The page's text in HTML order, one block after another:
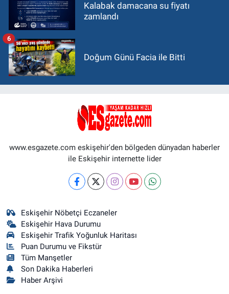
Kalabak damacana su fiyatı
zamlandı
Doğum Günü Facia ile Bitti
6
www.esgazete.com eskişehir'den bölgeden dünyadan haberler
ile Eskişehir internette lider
Eskişehir Nöbetçi Eczaneler
Eskişehir Hava Durumu
Eskişehir Trafik Yoğunluk Haritası
Puan Durumu ve Fikstür
Tüm Manşetler
Son Dakika Haberleri
Haber Arşivi